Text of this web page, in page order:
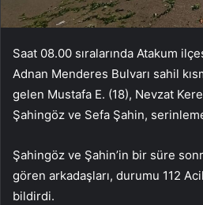
Saat 08.00 sıralarında Atakum
Adnan Menderes Bulvarı sahil
gelen Mustafa E. (18), Nevzat
Şahingöz ve Sefa Şahin,
Şahingöz ve Şahin’in bir süre
gören arkadaşları, durumu 112
bildirdi.